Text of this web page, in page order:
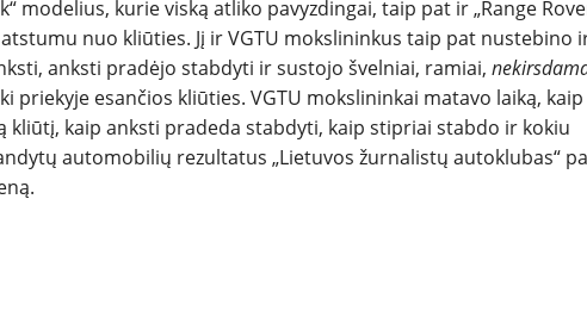
modelius, kurie viską atliko pavyzdingai, taip pat ir „Range
nuo kliūties. Jį ir VGTU mokslininkus taip pat nustebino
anksti pradėjo stabdyti ir sustojo švelniai, ramiai,
priekyje esančios kliūties. VGTU mokslininkai matavo laiką, kaip
kliūtį, kaip anksti pradeda stabdyti, kaip stipriai stabdo ir kokiu
automobilių rezultatus „Lietuvos žurnalistų autoklubas“